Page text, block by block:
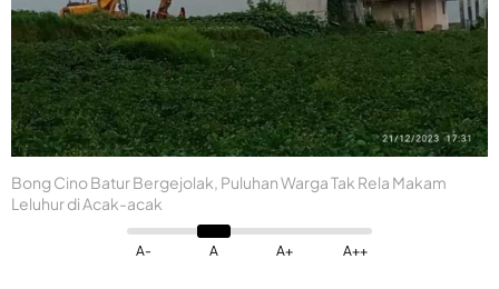
Bong Cino Batur Bergejolak, Puluhan Warga Tak Rela Makam
Leluhur di Acak-acak
A- A A+ A++